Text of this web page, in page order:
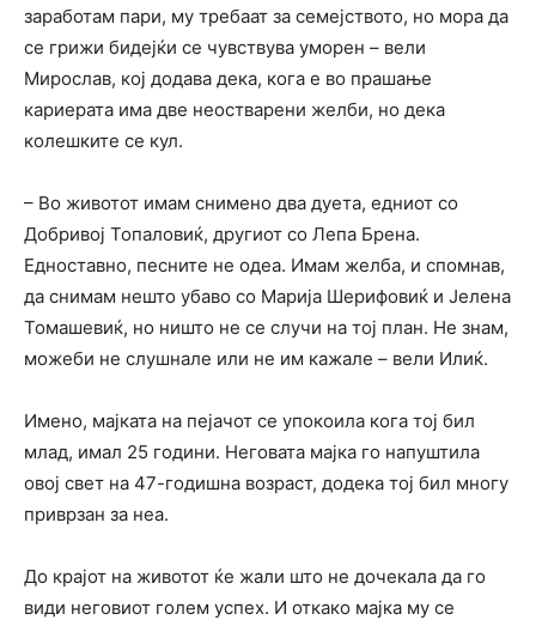
заработам пари, му требаат за семејството, но мора да
се грижи бидејќи се чувствува уморен – вели
Мирослав, кој додава дека, кога е во прашање
кариерата има две неостварени желби, но дека
колешките се кул.
– Во животот имам снимено два дуета, едниот со
Добривој Топаловиќ, другиот со Лепа Брена.
Едноставно, песните не одеа. Имам желба, и спомнав,
да снимам нешто убаво со Марија Шерифовиќ и Јелена
Томашевиќ, но ништо не се случи на тој план. Не знам,
можеби не слушнале или не им кажале – вели Илиќ.
Имено, мајката на пејачот се упокоила кога тој бил
млад, имал 25 години. Неговата мајка го напуштила
овој свет на 47-годишна возраст, додека тој бил многу
приврзан за неа.
До крајот на животот ќе жали што не дочекала да го
види неговиот голем успех. И откако мајка му се